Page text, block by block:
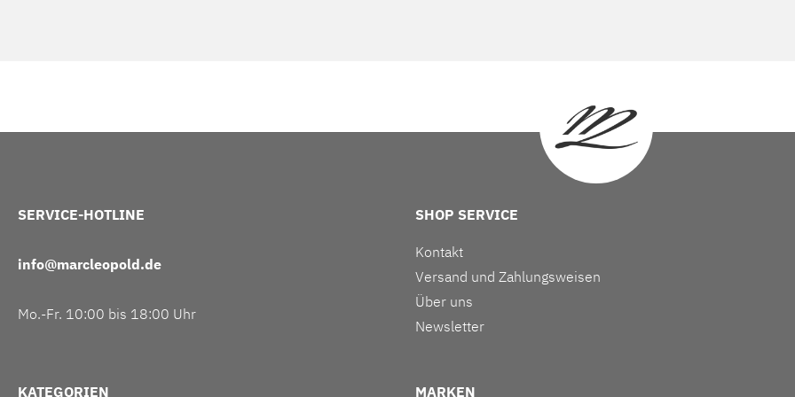
SERVICE-HOTLINE
info@marcleopold.de
Mo.-Fr. 10:00 bis 18:00 Uhr
SHOP SERVICE
Kontakt
Versand und Zahlungsweisen
Über uns
Newsletter
KATEGORIEN MARKEN